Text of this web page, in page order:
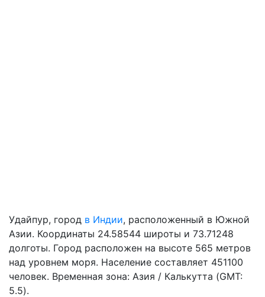
Удайпур, город в Индии, расположенный в Южной
Азии. Координаты 24.58544 широты и 73.71248
долготы. Город расположен на высоте 565 метров
над уровнем моря. Население составляет 451100
человек. Временная зона: Азия / Калькутта (GMT:
5.5).